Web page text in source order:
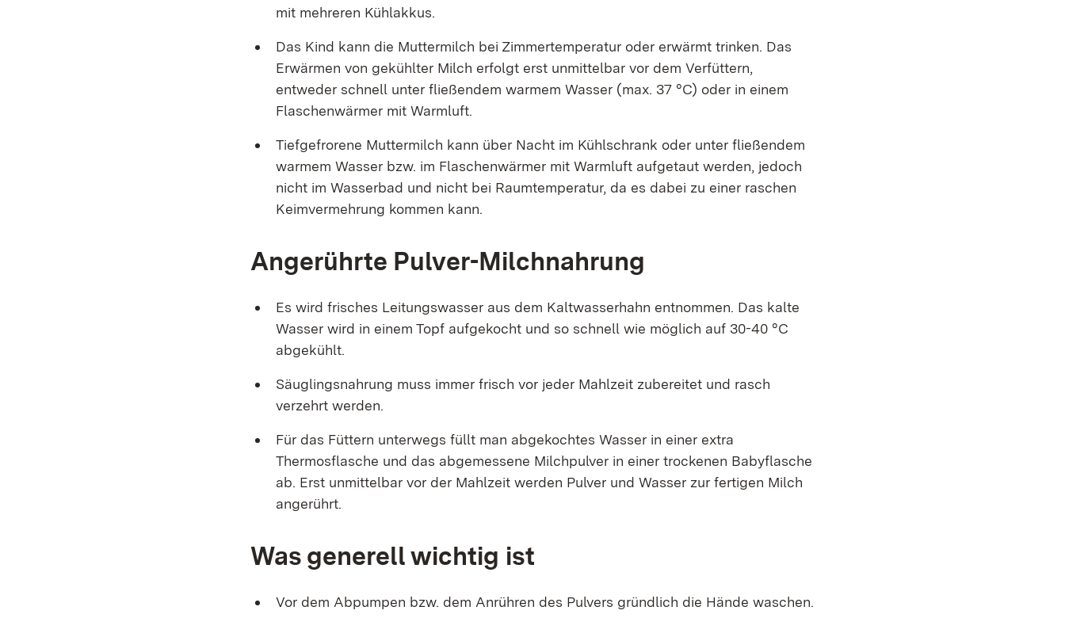
mit mehreren Kühlakkus.
Das Kind kann die Muttermilch bei Zimmertemperatur oder erwärmt trinken. Das
Erwärmen von gekühlter Milch erfolgt erst unmittelbar vor dem Verfüttern,
entweder schnell unter fließendem warmem Wasser (max. 37 °C) oder in einem
Flaschenwärmer mit Warmluft.
Tiefgefrorene Muttermilch kann über Nacht im Kühlschrank oder unter fließendem
warmem Wasser bzw. im Flaschenwärmer mit Warmluft aufgetaut werden, jedoch
nicht im Wasserbad und nicht bei Raumtemperatur, da es dabei zu einer raschen
Keimvermehrung kommen kann.
Angerührte Pulver-Milchnahrung
Es wird frisches Leitungswasser aus dem Kaltwasserhahn entnommen. Das kalte
Wasser wird in einem Topf aufgekocht und so schnell wie möglich auf 30-40 °C
abgekühlt.
Säuglingsnahrung muss immer frisch vor jeder Mahlzeit zubereitet und rasch
verzehrt werden.
Für das Füttern unterwegs füllt man abgekochtes Wasser in einer extra
Thermosflasche und das abgemessene Milchpulver in einer trockenen Babyflasche
ab. Erst unmittelbar vor der Mahlzeit werden Pulver und Wasser zur fertigen Milch
angerührt.
Was generell wichtig ist
Vor dem Abpumpen bzw. dem Anrühren des Pulvers gründlich die Hände waschen.